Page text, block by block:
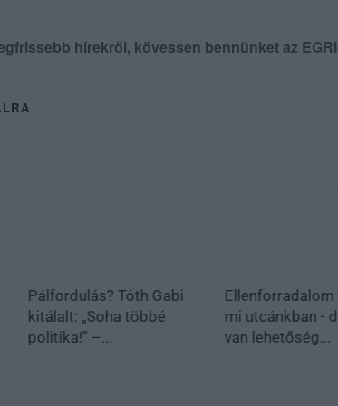
hírekről, kövessen bennünket az
Pálfordulás? Tóth Gabi
kitálalt: „Soha többé
politika!” –...
Ellenforradalom
mi utcánkban -
van lehetőség...